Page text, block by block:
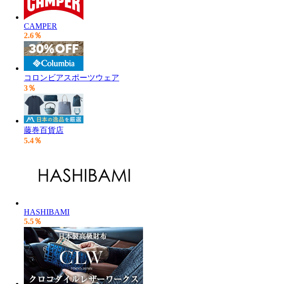
CAMPER
2.6％
コロンビアスポーツウェア
3％
藤巻百貨店
5.4％
HASHIBAMI
5.5％